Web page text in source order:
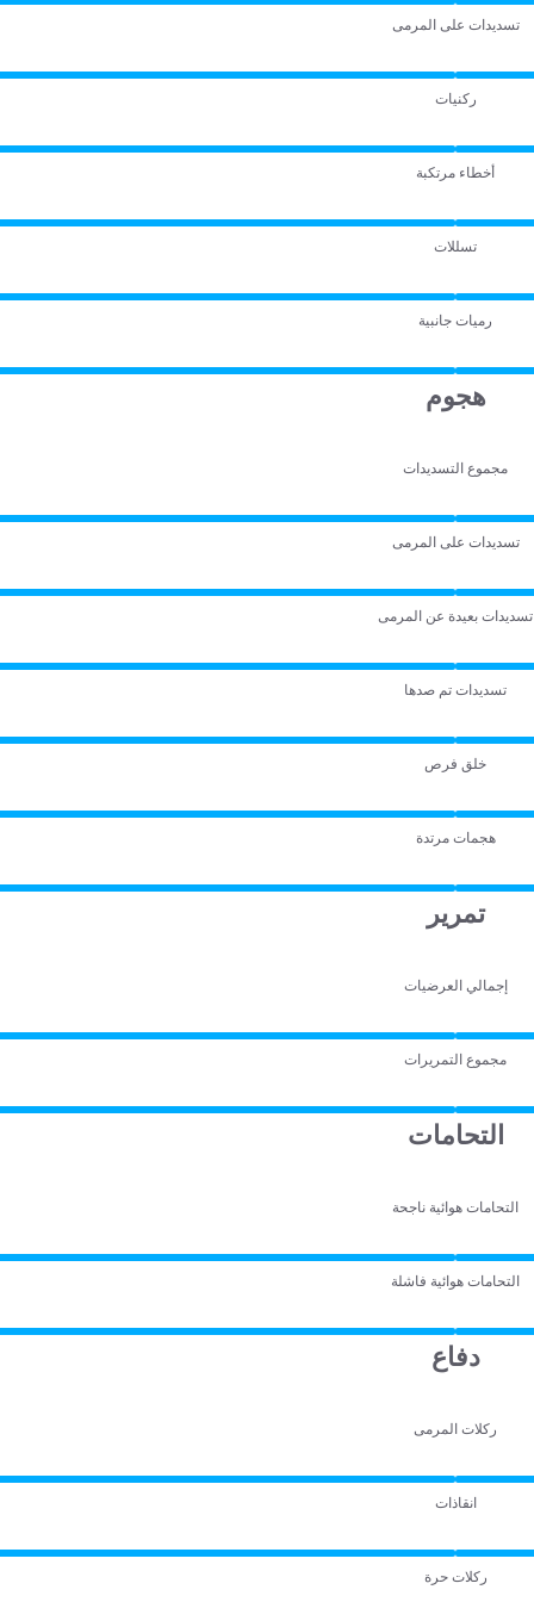
تسديدات على المرمى
ركنيات
أخطاء مرتكبة
تسللات
رميات جانبية
هجوم
مجموع التسديدات
تسديدات على المرمى
تسديدات بعيدة عن المرمى
تسديدات تم صدها
خلق فرص
هجمات مرتدة
تمرير
إجمالي العرضيات
مجموع التمريرات
التحامات
التحامات هوائية ناجحة
التحامات هوائية فاشلة
دفاع
ركلات المرمى
انقاذات
ركلات حرة